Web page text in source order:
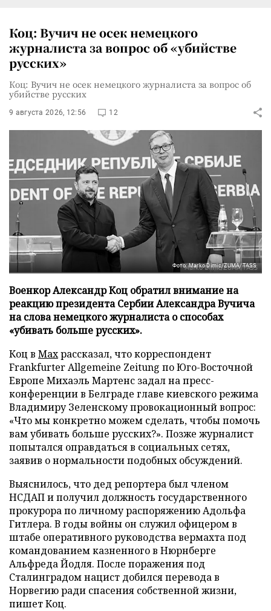
Коц: Вучич не осек немецкого
журналиста за вопрос об «убийстве
русских»
Коц: Вучич не осек немецкого журналиста за вопрос об
убийстве русских
9 августа 2026, 12:56 12
Фото: Marko Dimic/ZUMA/TASS
Военкор Александр Коц обратил внимание на
реакцию президента Сербии Александра Вучича
на слова немецкого журналиста о способах
«убивать больше русских».
Коц в Махрассказал, что корреспондент
Frankfurter Allgemeine Zeitung по Юго-Восточной
Европе Михаэль Мартенс задал на пресс-
конференции в Белграде главе киевского режима
Владимиру Зеленскому провокационный вопрос:
«Что мы конкретно можем сделать, чтобы помочь
вам убивать больше русских?». Позже журналист
попытался оправдаться в социальных сетях,
заявив о нормальности подобных обсуждений.
Выяснилось, что дед репортера был членом
НСДАП и получил должность государственного
прокурора по личному распоряжению Адольфа
Гитлера. В годы войны он служил офицером в
штабе оперативного руководства вермахта под
командованием казненного в Нюрнберге
Альфреда Йодля. После поражения под
Сталинградом нацист добился перевода в
Норвегию ради спасения собственной жизни,
пишет Коц.